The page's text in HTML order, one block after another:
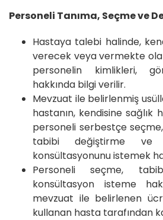
Personeli Tanıma, Seçme ve
Hastaya talebi halinde,
verecek veya vermekte
personelin kimlikleri,
hakkında bilgi verilir.
Mevzuat ile belirlenmiş
hastanın, kendisine
personeli serbestçe
tabibi değiştirme ve
konsültasyonunu istemek
Personeli seçme,
konsültasyon isteme
mevzuat ile belirlenen
kullanan hasta tarafından